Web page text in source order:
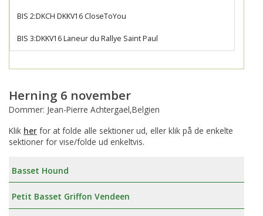
BIS 2:DKCH DKKV16 CloseToYou
BIS 3:DKKV16 Laneur du Rallye Saint Paul
Herning 6 november
Dommer: Jean-Pierre Achtergael,Belgien
Klik her for at folde alle sektioner ud, eller klik på de enkelte
sektioner for vise/folde ud enkeltvis.
Basset Hound
Petit Basset Griffon Vendeen